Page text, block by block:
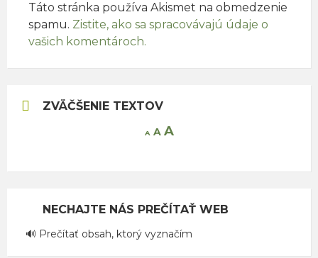
Táto stránka používa Akismet na obmedzenie
spamu. Zistite, ako sa spracovávajú údaje o
vašich komentároch.
ZVÄČŠENIE TEXTOV
A Decrease
AReset
AIncrease
NECHAJTE NÁS PREČÍTAŤ WEB
🔊 Prečítať obsah, ktorý vyznačím